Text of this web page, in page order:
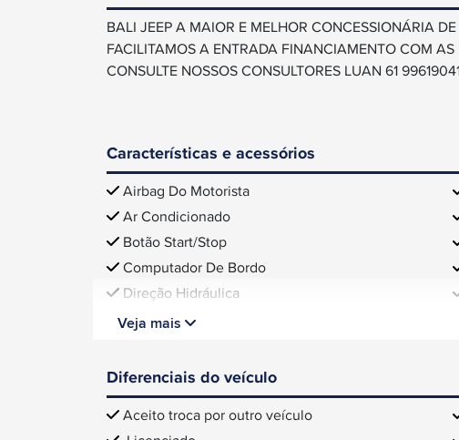
BALI JEEP A MAIOR E MELHOR CONCESSIONÁRIA
FACILITAMOS A ENTRADA FINANCIAMENTO COM
CONSULTE NOSSOS CONSULTORES LUAN 61
Características e acessórios
Airbag Do Motorista
Ar Condicionado
Botão Start/Stop
Computador De Bordo
Direção Hidráulica
Veja mais
Diferenciais do veículo
Aceito troca por outro veículo